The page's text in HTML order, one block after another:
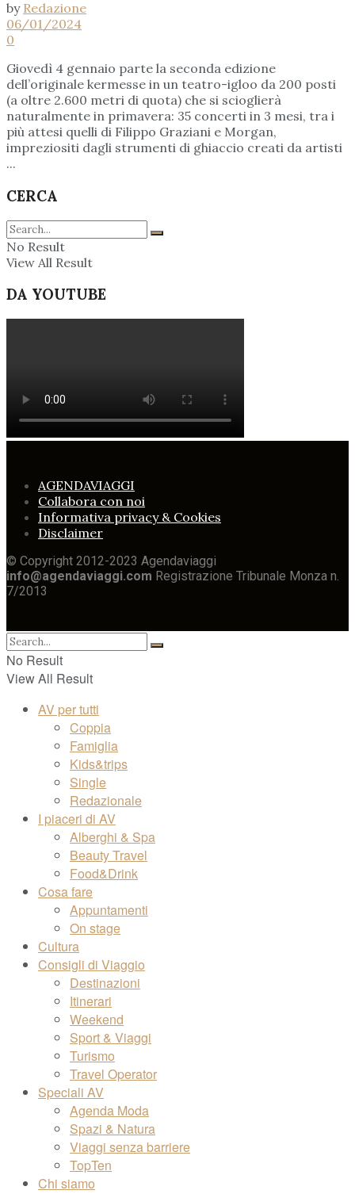
by Redazione
06/01/2024
0
Giovedì 4 gennaio parte la seconda edizione
dell’originale kermesse in un teatro-igloo da 200 posti
(a oltre 2.600 metri di quota) che si scioglierà
naturalmente in primavera: 35 concerti in 3 mesi, tra i
più attesi quelli di Filippo Graziani e Morgan,
impreziositi dagli strumenti di ghiaccio creati da artisti
...
CERCA
No Result
View All Result
DA YOUTUBE
AGENDAVIAGGI
Collabora con noi
Informativa privacy & Cookies
Disclaimer
© Copyright 2012-2023 Agendaviaggi
info@agendaviaggi.com Registrazione Tribunale Monza n.
7/2013
No Result
View All Result
AV per tutti
Coppia
Famiglia
Kids&trips
Single
Redazionale
I piaceri di AV
Alberghi & Spa
Beauty Travel
Food&Drink
Cosa fare
Appuntamenti
On stage
Cultura
Consigli di Viaggio
Destinazioni
Itinerari
Weekend
Sport & Viaggi
Turismo
Travel Operator
Speciali AV
Agenda Moda
Spazi & Natura
Viaggi senza barriere
TopTen
Chi siamo